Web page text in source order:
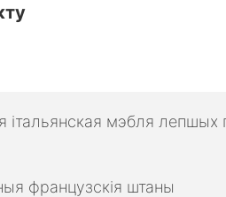
французскія штаны